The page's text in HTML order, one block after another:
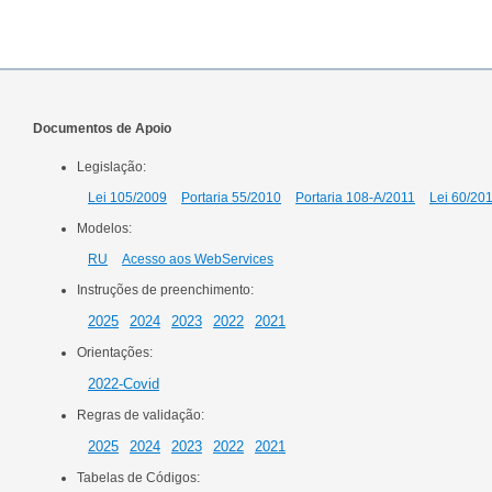
Documentos de Apoio
Legislação:
Lei 105/2009
Portaria 55/2010 Portaria 108-A/2011
Lei 60/
Modelos:
RU
Acesso aos WebServices
Instruções de preenchimento:
2025 2024 2023 2022 2021
Orientações:
2022-Covid
Regras de validação:
2025 2024 2023 2022 2021
Tabelas de Códigos: